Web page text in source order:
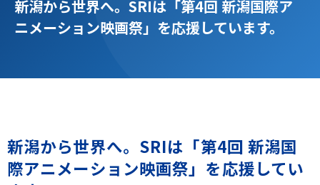
新潟から世界へ。SRIは「第4回 新潟国際ア
ニメーション映画祭」を応援しています。
新潟から世界へ。SRIは「第4回 新潟国
際アニメーション映画祭」を応援してい